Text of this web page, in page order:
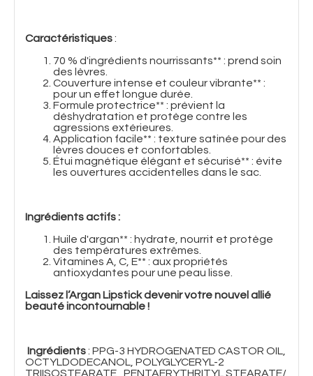
Caractéristiques:
70 % d'ingrédients nourrissants** : prend soin
des lèvres.
Couverture intense et couleur vibrante** :
pour un effet longue durée.
Formule protectrice** : prévient la
déshydratation et protège contre les
agressions extérieures.
Application facile** : texture satinée pour des
lèvres douces et confortables.
Étui magnétique élégant et sécurisé** : évite
les ouvertures accidentelles dans le sac.
Ingrédients actifs :
Huile d'argan** : hydrate, nourrit et protège
des températures extrêmes.
Vitamines A, C, E** : aux propriétés
antioxydantes pour une peau lisse.
Laissez l’Argan Lipstick devenir votre nouvel allié
beauté incontournable !
Ingrédients: PPG-3 HYDROGENATED CASTOR OIL,
OCTYLDODECANOL, POLYGLYCERYL-2
TRIISOSTEARATE , PENTAERYTHRITYL STEARATE/